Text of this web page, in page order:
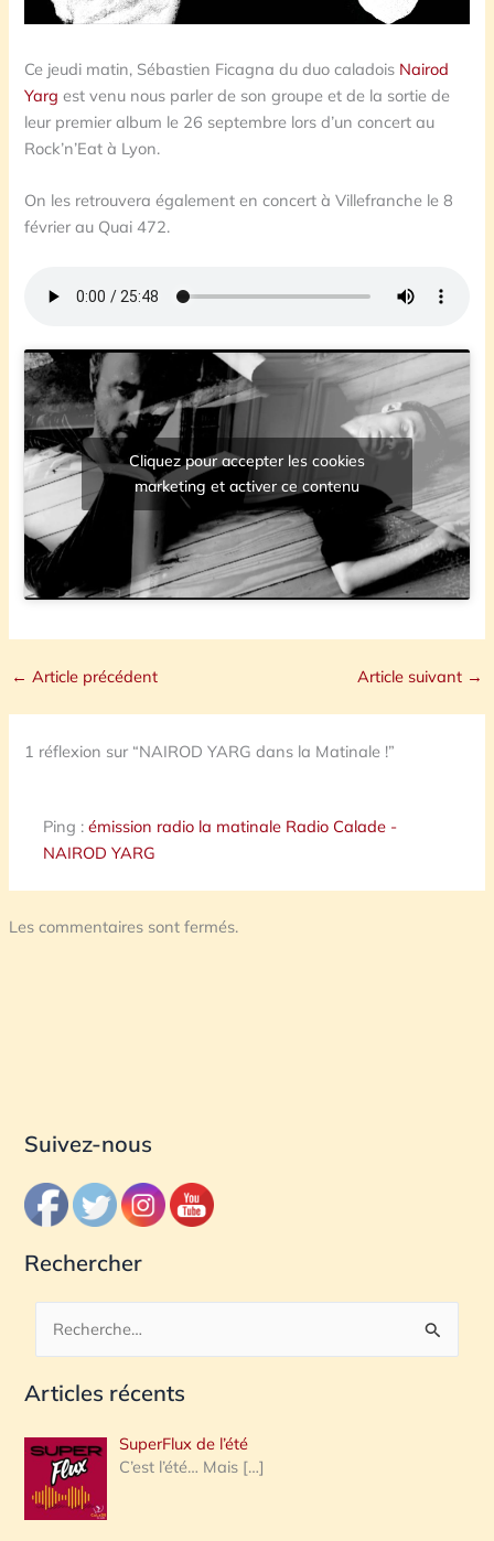
Ce jeudi matin, Sébastien Ficagna du duo caladois Nairod
Yarg est venu nous parler de son groupe et de la sortie de
leur premier album le 26 septembre lors d’un concert au
Rock’n’Eat à Lyon.
On les retrouvera également en concert à Villefranche le 8
février au Quai 472.
Cliquez pour accepter les cookies
marketing et activer ce contenu
← Article précédent Article suivant →
1 réflexion sur “NAIROD YARG dans la Matinale !”
Ping :émission radio la matinale Radio Calade -
NAIROD YARG
Les commentaires sont fermés.
Suivez-nous
Rechercher
c
e
r
c
Articles récents
SuperFlux de l’été
C’est l’été… Mais […]